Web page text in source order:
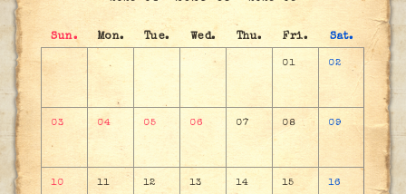
Sun. Mon. Tue. Wed. Thu. Fri. Sat.
01 02
03 04 05 06 07 08 09
10 11 12 13 14 15 16